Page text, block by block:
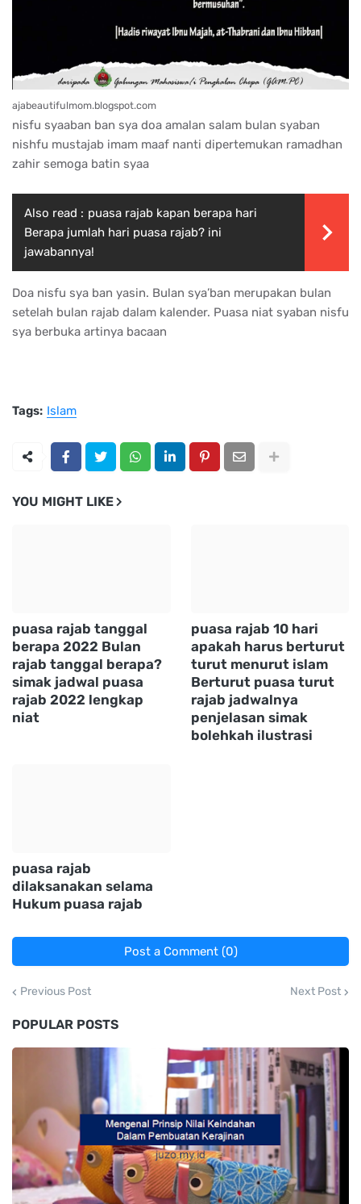
ajabeautifulmom.blogspot.com
nisfu syaaban ban sya doa amalan salam bulan syaban
nishfu mustajab imam maaf nanti dipertemukan ramadhan
zahir semoga batin syaa
Also read : puasa rajab kapan berapa hari
Berapa jumlah hari puasa rajab? ini
jawabannya!
Doa nisfu sya ban yasin. Bulan sya’ban merupakan bulan
setelah bulan rajab dalam kalender. Puasa niat syaban nisfu
sya berbuka artinya bacaan
Tags: Islam
YOU MIGHT LIKE
puasa rajab tanggal
berapa 2022 Bulan
rajab tanggal berapa?
simak jadwal puasa
rajab 2022 lengkap
niat
puasa rajab 10 hari
apakah harus berturut
turut menurut islam
Berturut puasa turut
rajab jadwalnya
penjelasan simak
bolehkah ilustrasi
puasa rajab
dilaksanakan selama
Hukum puasa rajab
Post a Comment (0)
Previous Post Next Post
POPULAR POSTS